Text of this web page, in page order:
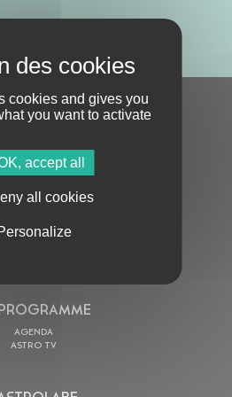
À LA NEWSLETTER
AGENDA
ASTRO TV
cookies and gives you
you want to activate
accept all
all cookies